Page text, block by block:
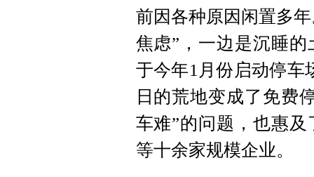
前因各种原因闲置多
焦虑”，一边是沉睡
于今年1月份启动停车
日的荒地变成了免费
车难”的问题，也惠
等十余家规模企业。